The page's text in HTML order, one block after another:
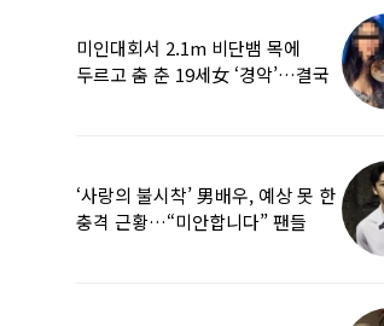
미인대회서 2.1m 비단뱀 목에
두르고 춤 춘 19세女 ‘경악’…결국
‘사랑의 불시착’ 男배우, 예상 못 한
충격 근황…“미안합니다” 팬들